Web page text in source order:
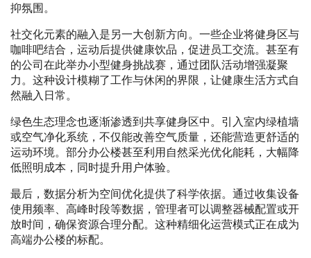
抑氛围。
社交化元素的融入是另一大创新方向。一些企业将健身区与
咖啡吧结合，运动后提供健康饮品，促进员工交流。甚至有
的公司在此举办小型健身挑战赛，通过团队活动增强凝聚
力。这种设计模糊了工作与休闲的界限，让健康生活方式自
然融入日常。
绿色生态理念也逐渐渗透到共享健身区中。引入室内绿植墙
或空气净化系统，不仅能改善空气质量，还能营造更舒适的
运动环境。部分办公楼甚至利用自然采光优化能耗，大幅降
低照明成本，同时提升用户体验。
最后，数据分析为空间优化提供了科学依据。通过收集设备
使用频率、高峰时段等数据，管理者可以调整器械配置或开
放时间，确保资源合理分配。这种精细化运营模式正在成为
高端办公楼的标配。